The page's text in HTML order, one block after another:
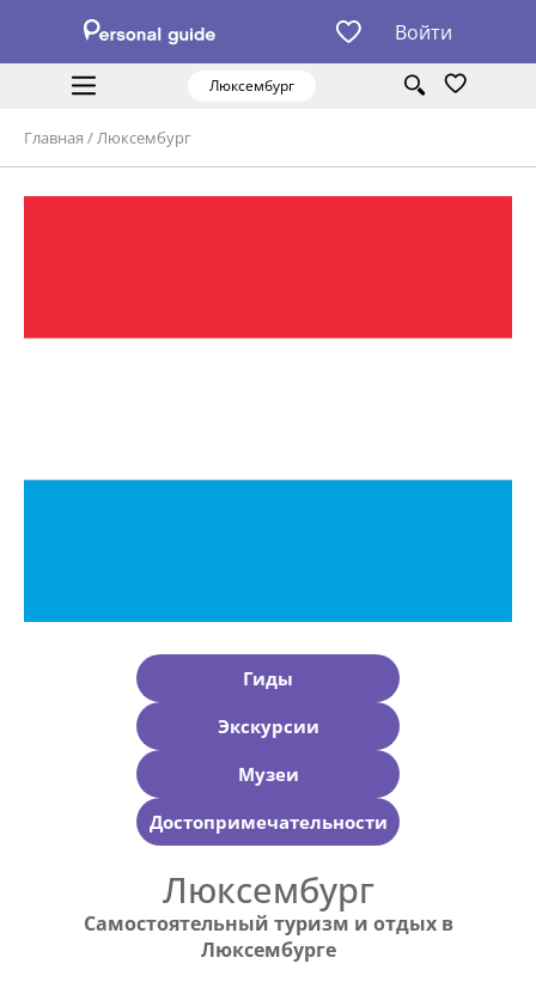
Войти
Люксембург
Главная /Люксембург
Гиды
Экскурсии
Музеи
Достопримечательности
Люксембург
Самостоятельный туризм и отдых в
Люксембурге